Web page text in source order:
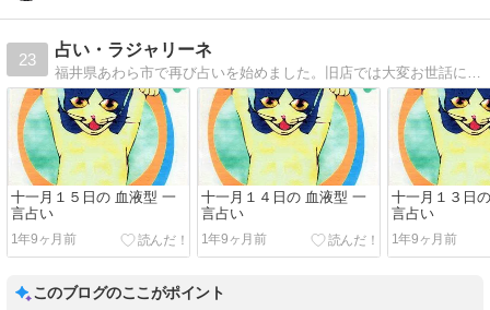
23
占い・ラジャリーネ
十一月１５日の 血液型 一
言占い
1年9ヶ月前
十一月１４日の 血液型 一
言占い
1年9ヶ月前
十一月１３日
言占い
1年9ヶ月前
このブログのここがポイント